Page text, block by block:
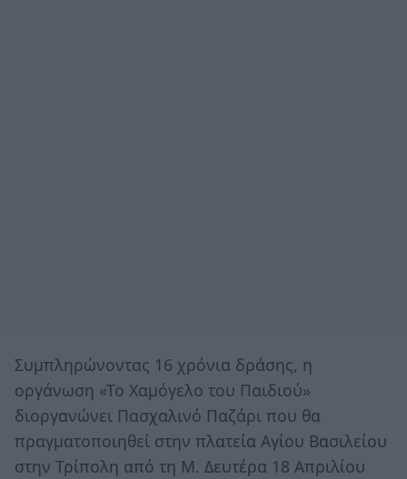
Συμπληρώνοντας 16 χρόνια δράσης, η
οργάνωση «Το Χαμόγελο του Παιδιού»
διοργανώνει Πασχαλινό Παζάρι που θα
πραγματοποιηθεί στην πλατεία Αγίου Βασιλείου
στην Τρίπολη από τη Μ. Δευτέρα 18 Απριλίου